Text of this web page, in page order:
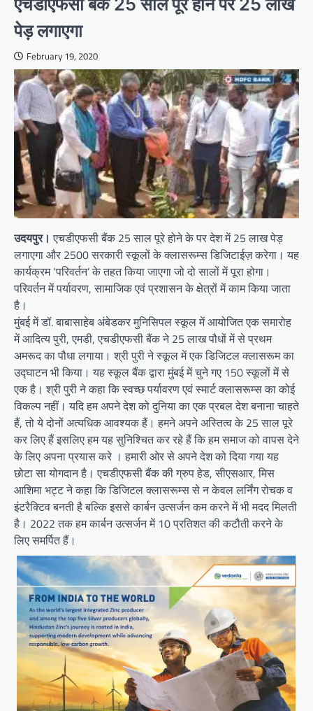
पेड़ लगाएगा
February 19, 2020
उदयपुर। एचडीएफसी बैंक 25 साल पूरे होने के पर देश में 25 लाख पेड़
लगाएगा और 2500 सरकारी स्कूलों के क्लासरूम्स डिजिटाईज़ करेगा। यह
कार्यक्रम ‘परिवर्तन’ के तहत किया जाएगा जो दो सालों में पूरा होगा।
परिवर्तन में पर्यावरण, सामाजिक एवं प्रशासन के क्षेत्रों में काम किया जाता
है।
मुंबई में डॉ. बाबासाहेब अंबेडकर मुनिसिपल स्कूल में आयोजित एक समारोह
में आदित्य पुरी, एमडी, एचडीएफसी बैंक ने 25 लाख पौधों में से प्रथम
अमरूद का पौधा लगाया। श्री पुरी ने स्कूल में एक डिजिटल क्लासरूम का
उद्घाटन भी किया। यह स्कूल बैंक द्वारा मुंबई में चुने गए 150 स्कूलों में से
एक है। श्री पुरी ने कहा कि स्वच्छ पर्यावरण एवं स्मार्ट क्लासरूम्स का कोई
विकल्प नहीं। यदि हम अपने देश को दुनिया का एक प्रबल देश बनाना चाहते
हैं, तो ये दोनों अत्यधिक आवश्यक हैं। हमने अपने अस्तित्व के 25 साल पूरे
कर लिए हैं इसलिए हम यह सुनिश्चित कर रहे हैं कि हम समाज को वापस देने
के लिए अपना प्रयास करे । हमारी ओर से अपने देश को दिया गया यह
छोटा सा योगदान है। एचडीएफसी बैंक की ग्रुप हेड, सीएसआर, मिस
आशिमा भट्ट ने कहा कि डिजिटल क्लासरूम्स से न केवल लर्निंग रोचक व
इंटरैक्टिव बनती है बल्कि इससे कार्बन उत्सर्जन कम करने में भी मदद मिलती
है। 2022 तक हम कार्बन उत्सर्जन में 10 प्रतिशत की कटौती करने के
लिए समर्पित हैं।